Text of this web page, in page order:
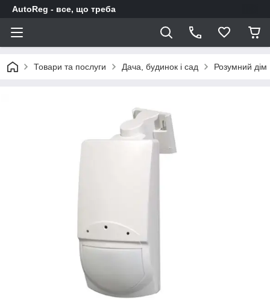
AutoReg - все, що треба
Товари та послуги Дача, будинок і сад Розумний дім